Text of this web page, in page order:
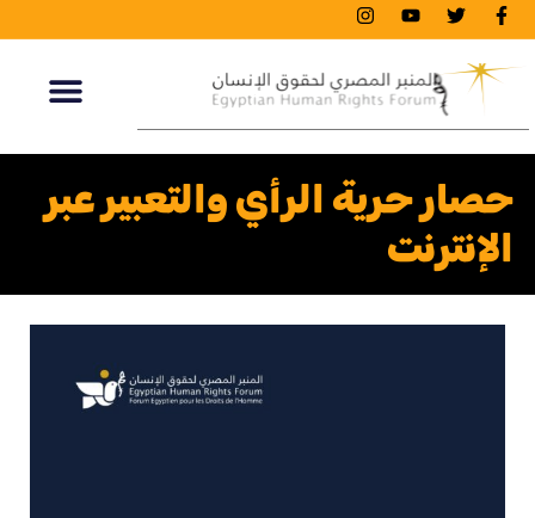
حصار حرية الرأي والتعبير عبر
الإنترنت